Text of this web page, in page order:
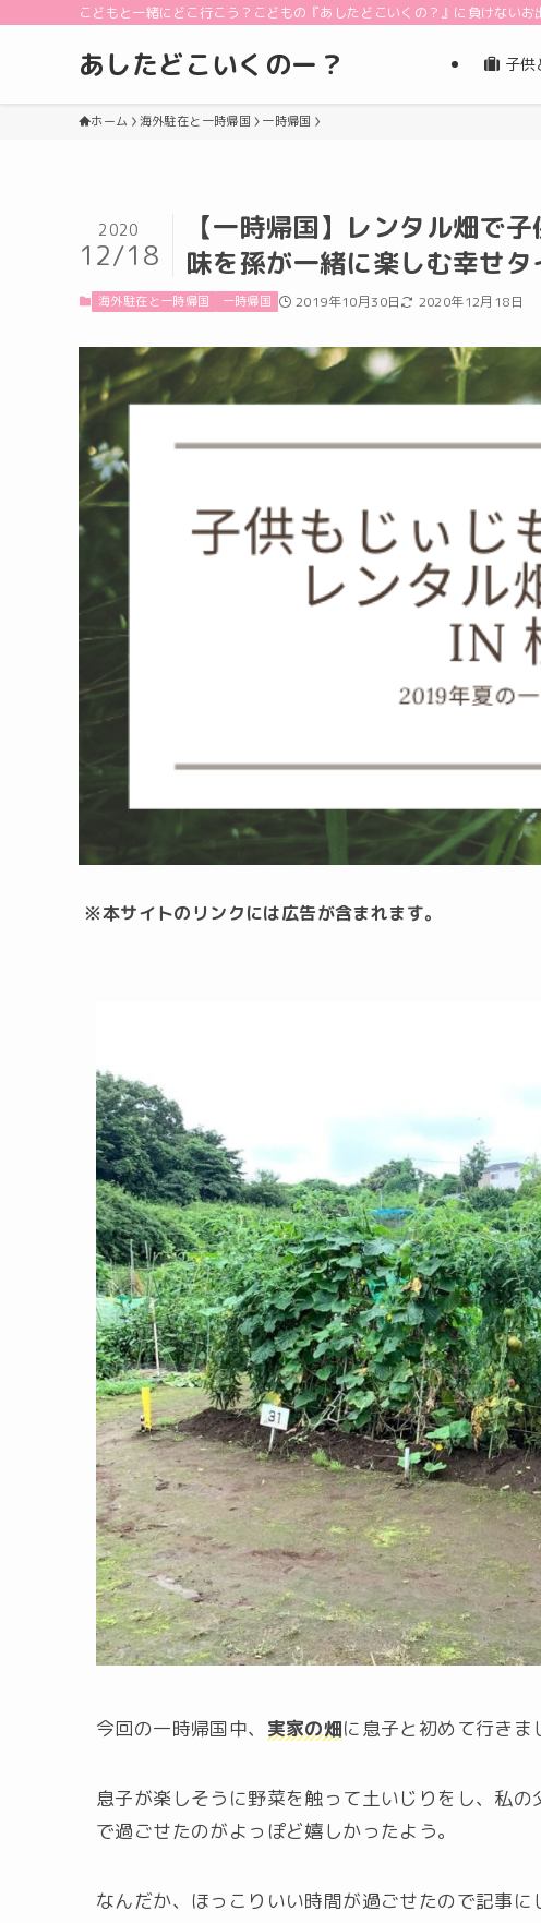
こどもと一緒にどこ行こう？こどもの『あしたどこいくの？』に負けないお
あしたどこいくのー？ 子供
ホーム 海外駐在と一時帰国 一時帰国
【一時帰国】レンタル畑で
味を孫が一緒に楽しむ幸せタ
2020
12/18
海外駐在と一時帰国 一時帰国 2019年10月30日 2020年12月18日
※本サイトのリンクには広告が含まれます。
今回の一時帰国中、 実家の畑に息子と初めて行きま
息子が楽しそうに野菜を触って土いじりをし、私
で過ごせたのがよっぽど嬉しかったよう。
なんだか、ほっこりいい時間が過ごせたので記事に